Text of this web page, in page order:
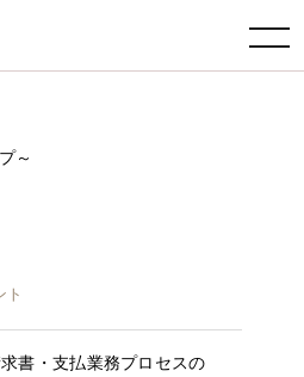
toggle navigation
～
ト
書・支払業務プロセスの